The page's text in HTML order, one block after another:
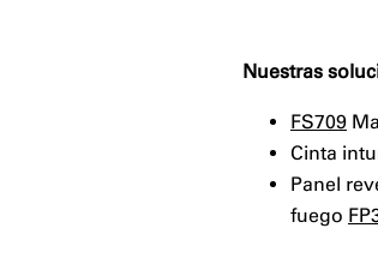
Nuestras
FS709
Cinta
Panel
fuego